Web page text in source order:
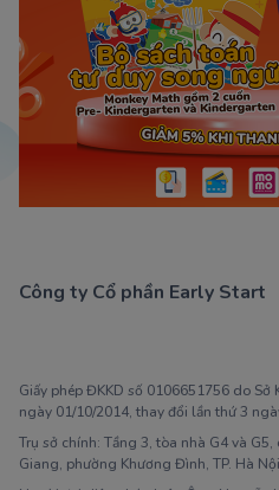
Công ty Cổ phần Early Start
Giấy phép ĐKKD số 0106651756 do Sở
ngày 01/10/2014, thay đổi lần thứ 3
Trụ sở chính: Tầng 3, tòa nhà G4 và
Giang, phường Khương Đình, TP. Hà Nội